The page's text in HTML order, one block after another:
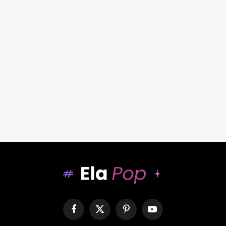
Facebook
X
(Twitter)
PinterestYouTube